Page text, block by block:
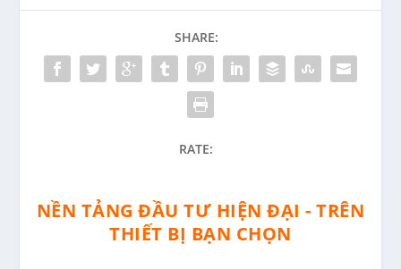
SHARE:
RATE:
NỀN TẢNG ĐẦU TƯ HIỆN ĐẠI - TRÊN
THIẾT BỊ BẠN CHỌN